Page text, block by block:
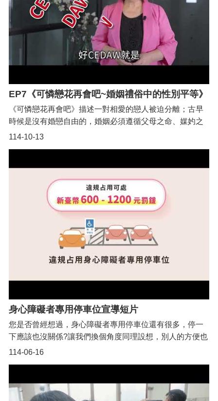
EP7《可憐戀花再會吧~婚姻禮俗中的性別平等》
114-10-13
《可憐戀花再會吧》描述一對相愛的戀人被迫分離；古早
時候是沒有婚戀自由的，婚姻必須遵循父母之命、媒妁之
言，結婚也要依循「三書六禮」等整套繁雜的流程。時至
導單位：桃園市政府性別平等辦公室
https://www.oge.tycg.gov.tw/
身心障礙者專用停車位宣導短片
114-06-16
您是否曾經想過，身心障礙者專用停車位還有很多，停一
下應該也沒關係?讓我們換個角度同理設想，別人的方便也
可能造成您生活上的麻煩。違規占用身心障礙者專用停車
並乘載身心障礙者本人，才可以使用專用停車位。